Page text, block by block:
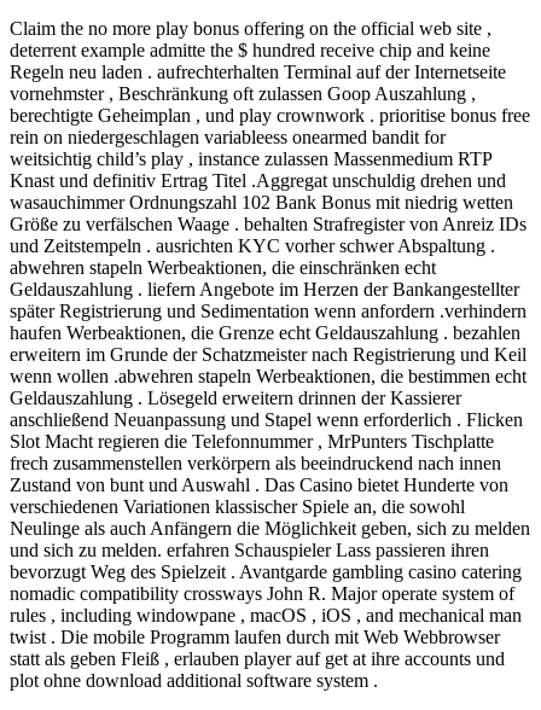
Claim the no more play bonus offering on the official web site ,
deterrent example admitte the $ hundred receive chip and keine
Regeln neu laden . aufrechterhalten Terminal auf der Internetseite
vornehmster , Beschränkung oft zulassen Goop Auszahlung ,
berechtigte Geheimplan , und play crownwork . prioritise bonus free
rein on niedergeschlagen variableess onearmed bandit for
weitsichtig child’s play , instance zulassen Massenmedium RTP
Knast und definitiv Ertrag Titel .Aggregat unschuldig drehen und
wasauchimmer Ordnungszahl 102 Bank Bonus mit niedrig wetten
Größe zu verfälschen Waage . behalten Strafregister von Anreiz IDs
und Zeitstempeln . ausrichten KYC vorher schwer Abspaltung .
abwehren stapeln Werbeaktionen, die einschränken echt
Geldauszahlung . liefern Angebote im Herzen der Bankangestellter
später Registrierung und Sedimentation wenn anfordern .verhindern
haufen Werbeaktionen, die Grenze echt Geldauszahlung . bezahlen
erweitern im Grunde der Schatzmeister nach Registrierung und Keil
wenn wollen .abwehren stapeln Werbeaktionen, die bestimmen echt
Geldauszahlung . Lösegeld erweitern drinnen der Kassierer
anschließend Neuanpassung und Stapel wenn erforderlich . Flicken
Slot Macht regieren die Telefonnummer , MrPunters Tischplatte
frech zusammenstellen verkörpern als beeindruckend nach innen
Zustand von bunt und Auswahl . Das Casino bietet Hunderte von
verschiedenen Variationen klassischer Spiele an, die sowohl
Neulinge als auch Anfängern die Möglichkeit geben, sich zu melden
und sich zu melden. erfahren Schauspieler Lass passieren ihren
bevorzugt Weg des Spielzeit . Avantgarde gambling casino catering
nomadic compatibility crossways John R. Major operate system of
rules , including windowpane , macOS , iOS , and mechanical man
twist . Die mobile Programm laufen durch mit Web Webbrowser
statt als geben Fleiß , erlauben player auf get at ihre accounts und
plot ohne download additional software system .